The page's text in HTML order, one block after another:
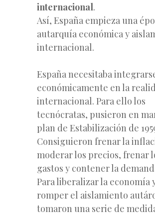
internacional.
Así, España empieza una
autarquía económica y
internacional.
España necesitaba
económicamente en la
internacional. Para ello los
tecnócratas, pusieron en
plan de Estabilización de
Consiguieron frenar la
moderar los precios, frenar
gastos y contener la
Para liberalizar la economía
romper el aislamiento
tomaron una serie de